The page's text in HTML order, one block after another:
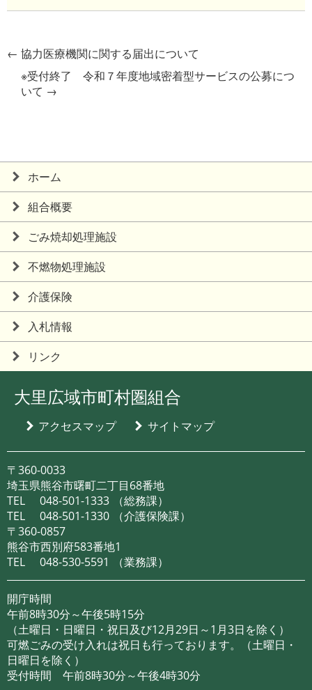
← 協力医療機関に関する届出について
※受付終了 令和７年度地域密着型サービスの公募につ
いて →
ホーム
組合概要
ごみ焼却処理施設
不燃物処理施設
介護保険
入札情報
リンク
大里広域市町村圏組合
アクセスマップ サイトマップ
〒360-0033
埼玉県熊谷市曙町二丁目68番地
TEL
048-501-1333
（総務課）
TEL
048-501-1330
（介護保険課）
〒360-0857
熊谷市西別府583番地1
TEL
048-530-5591 （業務課）
開庁時間
午前8時30分～午後5時15分
（土曜日・日曜日・祝日及び12月29日～1月3日を除く）
可燃ごみの受け入れは祝日も行っております。（土曜日・
日曜日を除く）
受付時間 午前8時30分～午後4時30分